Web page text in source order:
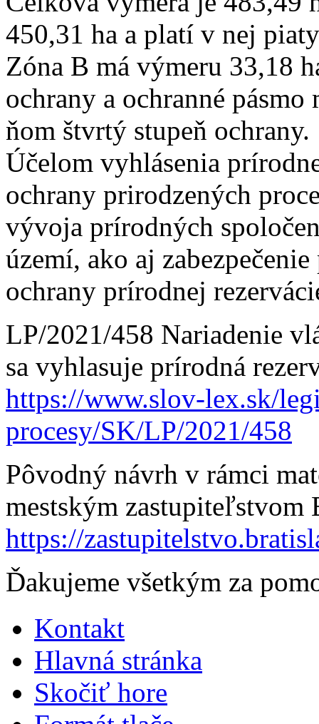
450,31 ha a platí v nej
Zóna B má výmeru 33,18
ochrany a ochranné
ňom štvrtý stupeň ochrany.
Účelom vyhlásenia
ochrany prirodzených
vývoja prírodných
území, ako aj
ochrany prírodnej
LP/2021/458 Nariadenie
sa vyhlasuje prírodná
https://www.slov-lex.sk/
procesy/SK/LP/2021/458
Pôvodný návrh v rámci
mestským zastupiteľstvom
https://
Ďakujeme všetkým za
Kontakt
Hlavná stránka
Skočiť hore